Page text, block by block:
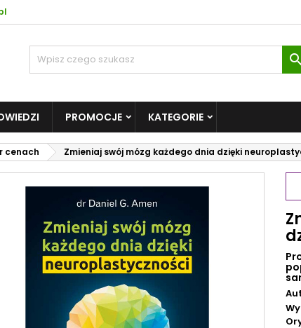
PROMOCJE KATEGORIE
cenach Zmieniaj swój mózg każdego dnia dzięki